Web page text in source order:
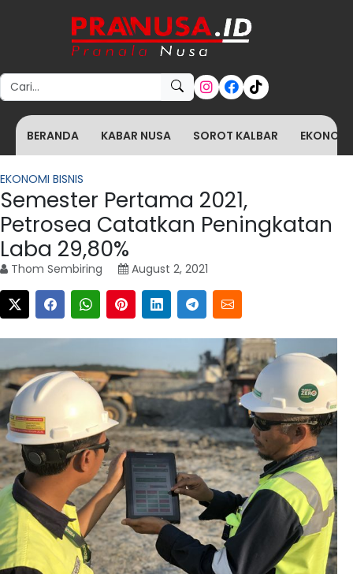
Search for:
BERANDA KABAR NUSA SOROT KALBAR
EKONOMI BISNIS
Semester Pertama 2021,
Petrosea Catatkan Peningkatan
Laba 29,80%
Thom Sembiring August 2, 2021